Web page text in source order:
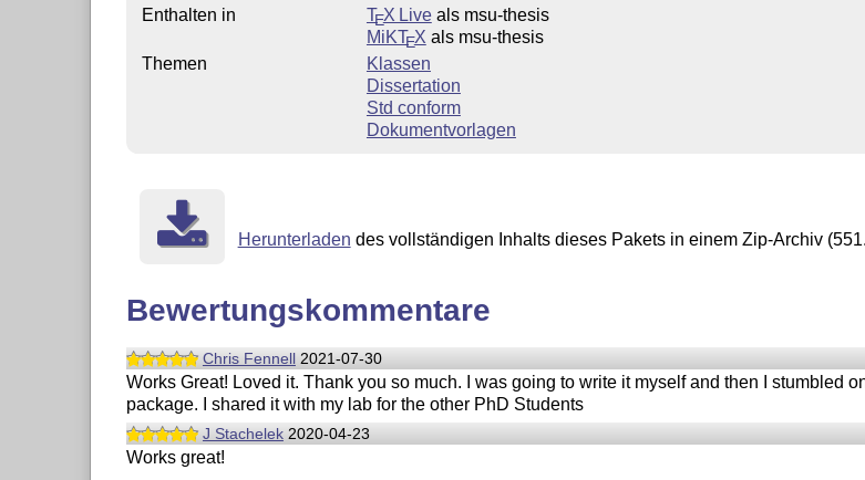
Enthalten in
TEX Liveals msu-thesis
MiKTEX als msu-thesis
Themen
Klassen
Dissertation
Std conform
Dokumentvorlagen
Herunterladen des vollständigen Inhalts dieses Pakets in einem Zip-Archiv
Bewertungskommentare
Chris Fennell2021-07-30
Works Great! Loved it. Thank you so much. I was going to write it myself and then I stumbled
package. I shared it with my lab for the other PhD Students
J Stachelek2020-04-23
Works great!